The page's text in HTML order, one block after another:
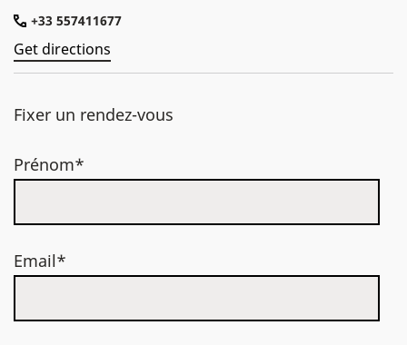
+33 557411677
Get directions
Fixer un rendez-vous
Prénom*
Email*